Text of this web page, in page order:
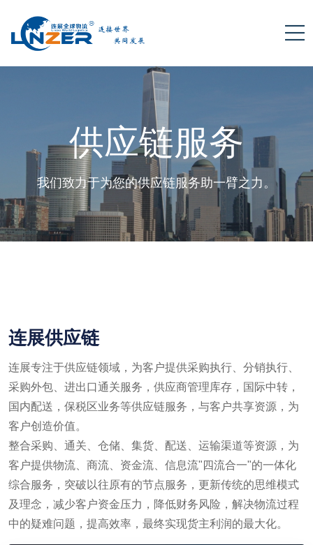
供应链服务
我们致力于为您的供应链服务助一臂之力。
连展供应链
连展专注于供应链领域，为客户提供采购执行、分销执行、
采购外包、进出口通关服务，供应商管理库存，国际中转，
国内配送，保税区业务等供应链服务，与客户共享资源，为
客户创造价值。
整合采购、通关、仓储、集货、配送、运输渠道等资源，为
客户提供物流、商流、资金流、信息流"四流合一"的一体化
综合服务，突破以往原有的节点服务，更新传统的思维模式
及理念，减少客户资金压力，降低财务风险，解决物流过程
中的疑难问题，提高效率，最终实现货主利润的最大化。